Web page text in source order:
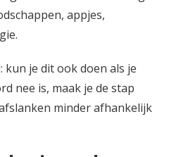
appjes,
kun je dit ook doen als je
nee is, maak je de stap
minder afhankelijk